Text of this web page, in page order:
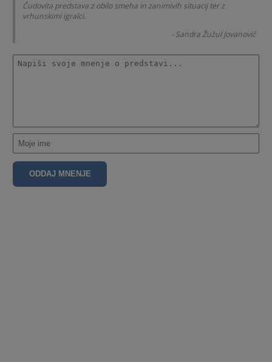
Čudovita predstava z obilo smeha in zanimivih situacij ter z
vrhunskimi igralci.
- Sandra Žužul Jovanović